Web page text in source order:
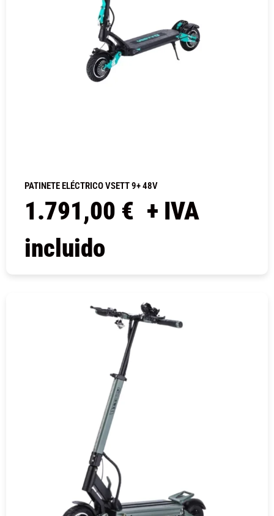
PATINETE ELÉCTRICO VSETT 9+ 48V
1.791,00 € + IVA
incluido